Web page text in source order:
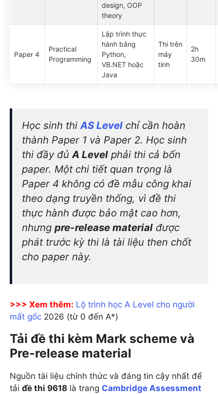
design, OOP
theory
Paper 4
Practical
Programming
Lập trình thực
hành bằng
Python,
VB.NET hoặc
Java
Thi trên
máy
tính
2h
30m
Học sinh thiAS Level chỉ cần hoàn
thành Paper 1 và Paper 2. Học sinh
thi đầy đủA Level phải thi cả bốn
paper. Một chi tiết quan trọng là
Paper 4 không có đề mẫu công khai
theo dạng truyền thống, vì đề thi
thực hành được bảo mật cao hơn,
nhưng pre-release material được
phát trước kỳ thi là tài liệu then chốt
cho paper này.
>>> Xem thêm: Lộ trình học A Level cho người
mất gốc 2026 (từ 0 đến A*)
Tải đề thi kèm Mark scheme và
Pre-release material
Nguồn tài liệu chính thức và đáng tin cậy nhất để
tải đề thi 9618 là trang Cambridge Assessment